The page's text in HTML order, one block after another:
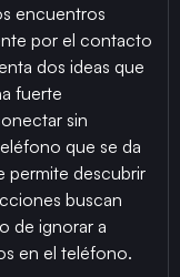
encuentros
por el contacto
dos ideas que
fuerte
sin
que se da
permite descubrir
buscan
de ignorar a
en el teléfono.